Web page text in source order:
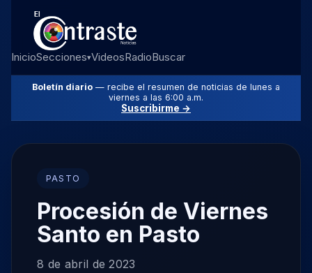
InicioSecciones▾VideosRadioBuscar
Boletín diario — recibe el resumen de noticias de lunes a
viernes a las 6:00 a.m.
Suscribirme →
PASTO
Procesión de Viernes
Santo en Pasto
8 de abril de 2023